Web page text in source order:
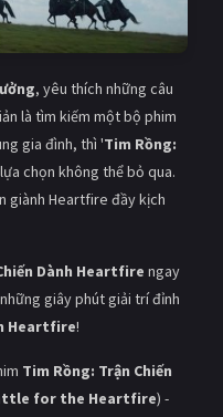
, yêu thích những câu
là tìm kiếm một bộ phim
gia đình, thì 'Tim Rồng:
chọn không thể bỏ qua.
giành Heartfire đầy kịch
Dành Heartfire ngay
giây phút giải trí đỉnh
Heartfire!
Tim Rồng: Trận Chiến
for the Heartfire) -